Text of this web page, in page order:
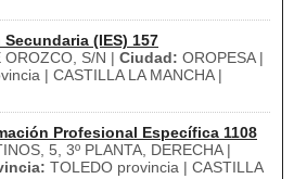
(IES) 157
OROZCO, S/N | Ciudad: OROPESA |
| CASTILLA LA MANCHA |
Profesional Específica 1108
5, 3º PLANTA, DERECHA |
TOLEDO provincia | CASTILLA